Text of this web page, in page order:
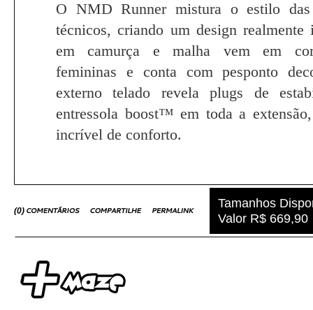
O NMD Runner mistura o estilo das
técnicos, criando um design realmente
em camurça e malha vem em
femininas e conta com pesponto
externo telado revela plugs de
entressola boost™ em toda a
incrível de conforto.
(0)
Tamanhos
Valor R$ 669,90